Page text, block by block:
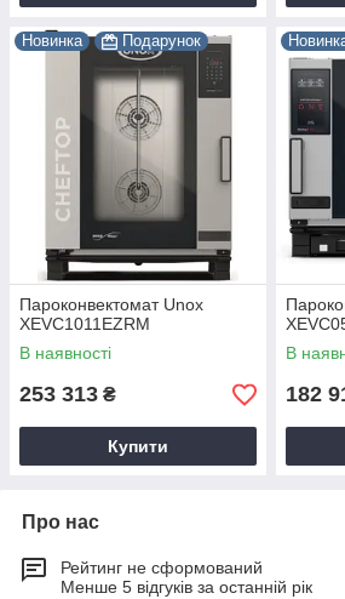
Новинка Подарунок
Пароконвектомат Unox
XEVC1011EZRM
В наявності
253 313 ₴
Купити
В
182
Про нас
Рейтинг не сформований
Менше 5 відгуків за останній рік